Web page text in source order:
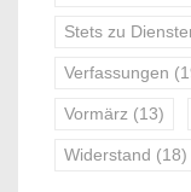
Stets zu
Verfassungen
Vormärz (13)
Widerstand (18)